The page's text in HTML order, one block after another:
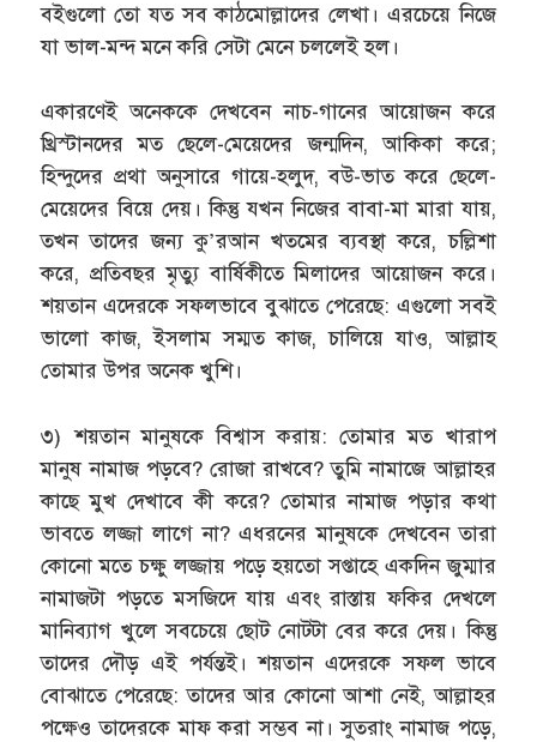
বইগুলো তো যত সব কাঠমোল্লাদের লেখা। এরচেয়ে নিজে
যা ভাল-মন্দ মনে করি সেটা মেনে চললেই হল।
একারণেই অনেককে দেখবেন নাচ-গানের আয়োজন করে
খ্রিস্টানদের মত ছেলে-মেয়েদের জন্মদিন, আকিকা করে;
হিন্দুদের প্রথা অনুসারে গায়ে-হলুদ, বউ-ভাত করে ছেলে-
মেয়েদের বিয়ে দেয়। কিন্তু যখন নিজের বাবা-মা মারা যায়,
তখন তাদের জন্য কু’রআন খতমের ব্যবস্থা করে, চল্লিশা
করে, প্রতিবছর মৃত্যু বার্ষিকীতে মিলাদের আয়োজন করে।
শয়তান এদেরকে সফলভাবে বুঝাতে পেরেছে: এগুলো সবই
ভালো কাজ, ইসলাম সম্মত কাজ, চালিয়ে যাও, আল্লাহ
তোমার উপর অনেক খুশি।
৩) শয়তান মানুষকে বিশ্বাস করায়: তোমার মত খারাপ
মানুষ নামাজ পড়বে? রোজা রাখবে? তুমি নামাজে আল্লাহর
কাছে মুখ দেখাবে কী করে? তোমার নামাজ পড়ার কথা
ভাবতে লজ্জা লাগে না? এধরনের মানুষকে দেখবেন তারা
কোনো মতে চক্ষু লজ্জায় পড়ে হয়তো সপ্তাহে একদিন জুম্মার
নামাজটা পড়তে মসজিদে যায় এবং রাস্তায় ফকির দেখলে
মানিব্যাগ খুলে সবচেয়ে ছোট নোটটা বের করে দেয়। কিন্তু
তাদের দৌড় এই পর্যন্তই। শয়তান এদেরকে সফল ভাবে
বোঝাতে পেরেছে: তাদের আর কোনো আশা নেই, আল্লাহর
পক্ষেও তাদেরকে মাফ করা সম্ভব না। সুতরাং নামাজ পড়ে,